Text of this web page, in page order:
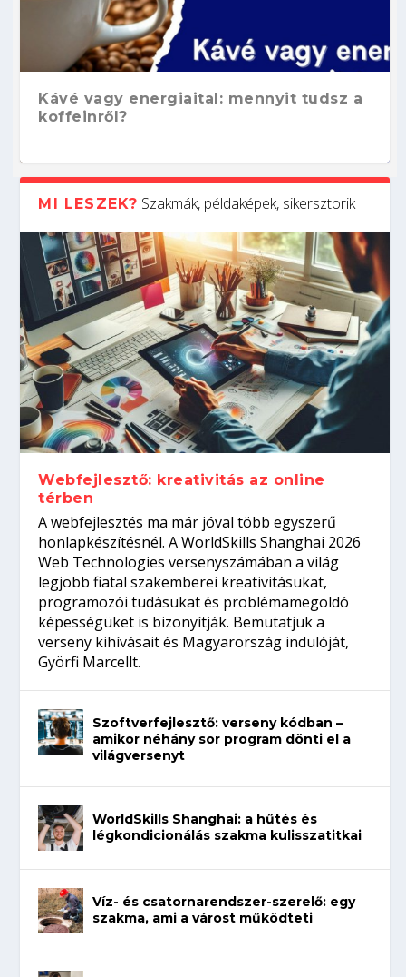
Kávé vagy energiaital: mennyit tudsz a
koffeinről?
Hogyan készíts ATS-barát önéletrajzot?
Így növelheted az esélyedet az
állásinterjúra...
Kitalálod, mire használják ezeket a
gépeket?
Nem sikerült az egyetemi felvételi?
Tanulj szakmát!
Szoftverfejlesztő: verseny kódban –
amikor néhány sor program dönti el a
világversenyt...
MI LESZEK? Szakmák, példaképek, sikersztorik
Webfejlesztő: kreativitás az online
térben
A webfejlesztés ma már jóval több egyszerű
honlapkészítésnél. A WorldSkills Shanghai 2026
Web Technologies versenyszámában a világ
legjobb fiatal szakemberei kreativitásukat,
programozói tudásukat és problémamegoldó
képességüket is bizonyítják. Bemutatjuk a
verseny kihívásait és Magyarország indulóját,
Györfi Marcellt.
Szoftverfejlesztő: verseny kódban –
amikor néhány sor program dönti el a
világversenyt
WorldSkills Shanghai: a hűtés és
légkondicionálás szakma kulisszatitkai
Víz- és csatornarendszer-szerelő: egy
szakma, ami a várost működteti